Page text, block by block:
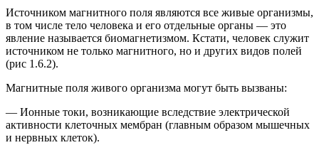
Источником магнитного поля являются все живые организмы,
в том числе тело человека и его отдельные органы — это
явление называется биомагнетизмом. Кстати, человек служит
источником не только магнитного, но и других видов полей
(рис 1.6.2).
Магнитные поля живого организма могут быть вызваны:
— Ионные токи, возникающие вследствие электрической
активности клеточных мембран (главным образом мышечных
и нервных клеток).